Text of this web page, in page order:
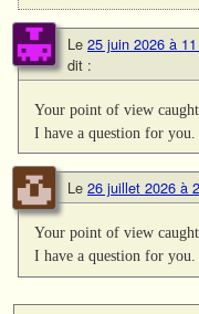
Le 25 juin 2026 à
dit :
Your point of view
I have a question for you.
Le 26 juillet 2026 à
Your point of view
I have a question for you.